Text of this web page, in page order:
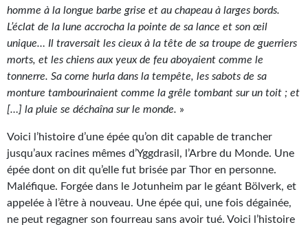
Tous les numéros
En numérique
S'abonner
Les critiques
Le blog
Le prix des lecteurs
GOODIES
Goodies Gotland
homme à la longue barbe grise et au chapeau à larges bords.
L’éclat de la lune accrocha la pointe de sa lance et son œil
unique… Il traversait les cieux à la tête de sa troupe de guerriers
morts, et les chiens aux yeux de feu aboyaient comme le
tonnerre. Sa corne hurla dans la tempête, les sabots de sa
monture tambourinaient comme la grêle tombant sur un toit ; et
[…] la pluie se déchaîna sur le monde. »
Voici l’histoire d’une épée qu’on dit capable de trancher
jusqu’aux racines mêmes d’Yggdrasil, l’Arbre du Monde. Une
épée dont on dit qu’elle fut brisée par Thor en personne.
Maléfique. Forgée dans le Jotunheim par le géant Bölverk, et
appelée à l’être à nouveau. Une épée qui, une fois dégainée,
ne peut regagner son fourreau sans avoir tué. Voici l’histoire